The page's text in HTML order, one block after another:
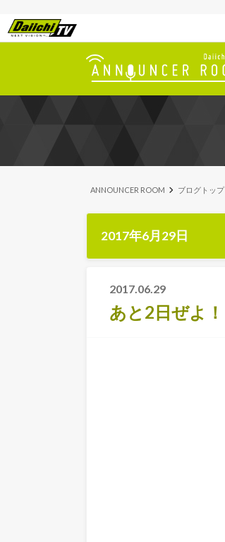
ANNOUNCER ROOM ブログトップ
2017年6月29日
2017.06.29
あと2日ぜよ！